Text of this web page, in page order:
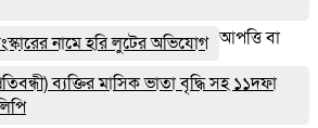
নামে হরি লুটের অভিযোগ
ব্যক্তির মাসিক ভাতা বৃদ্ধি সহ ১১দফা
আপত্তি বা